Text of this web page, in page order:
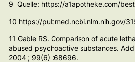
9 Quelle: https://a1apotheke.com/
10 https://pubmed.ncbi.nlm.nih.gov/
11 Gable RS. Comparison of acute
abused psychoactive substances.
2004 ; 99(6) :68696.